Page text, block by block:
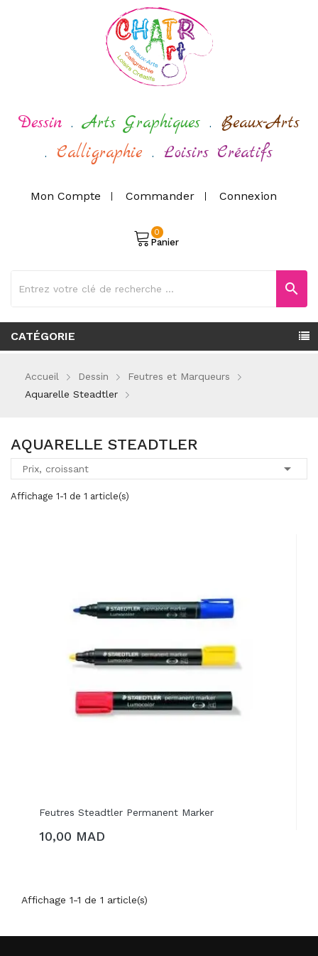
Dessin . Arts Graphiques . Beaux-Arts
. Calligraphie . Loisirs Créatifs
Mon Compte Commander Connexion
Panier
0
search
CATÉGORIE
Accueil Dessin
Feutres et Marqueurs
Aquarelle Steadtler
AQUARELLE STEADTLER
Prix, croissant 
Affichage 1-1 de 1 article(s)
Feutres Steadtler Permanent Marker
AJOUTER AU PANIER
10,00 MAD
Affichage 1-1 de 1 article(s)